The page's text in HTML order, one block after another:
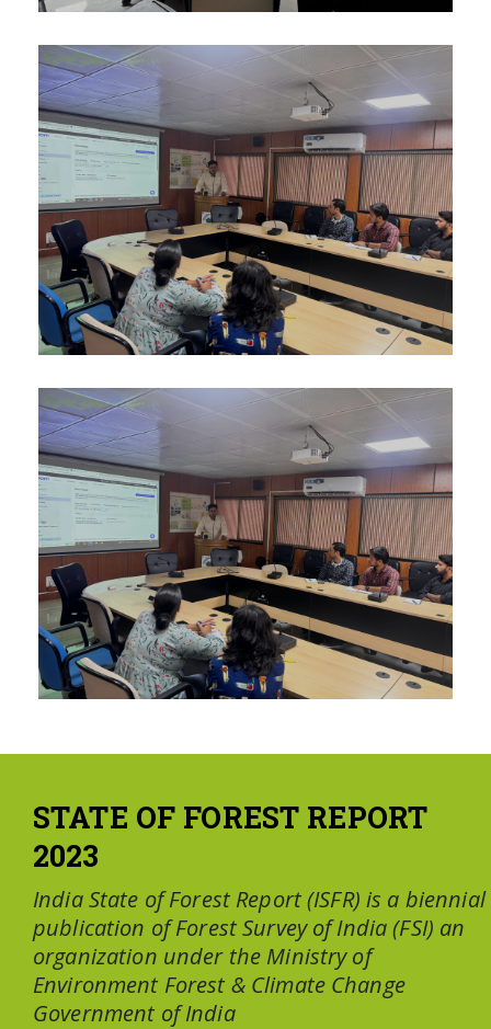
STATE OF FOREST REPORT
2023
India State of Forest Report (ISFR) is a biennial
publication of Forest Survey of India (FSI) an
organization under the Ministry of
Environment Forest & Climate Change
Government of India